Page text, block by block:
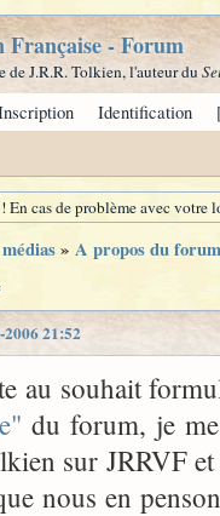
Française - Forum
de J.R.R. Tolkien, l'auteur du
Identification
cas de problème avec
» A propos du
2006 21:52
au souhait
du forum, je
sur JRRVF
nous en